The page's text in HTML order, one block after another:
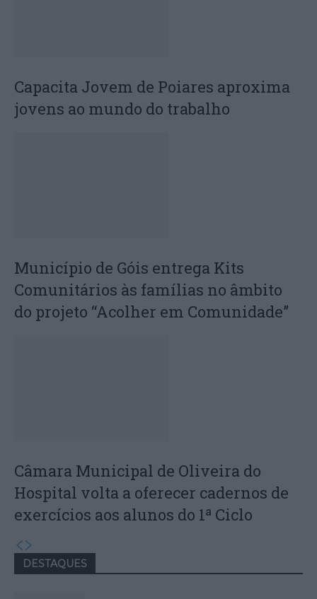
Capacita Jovem de Poiares aproxima
jovens ao mundo do trabalho
Município de Góis entrega Kits
Comunitários às famílias no âmbito
do projeto “Acolher em Comunidade”
Câmara Municipal de Oliveira do
Hospital volta a oferecer cadernos de
exercícios aos alunos do 1ª Ciclo
DESTAQUES